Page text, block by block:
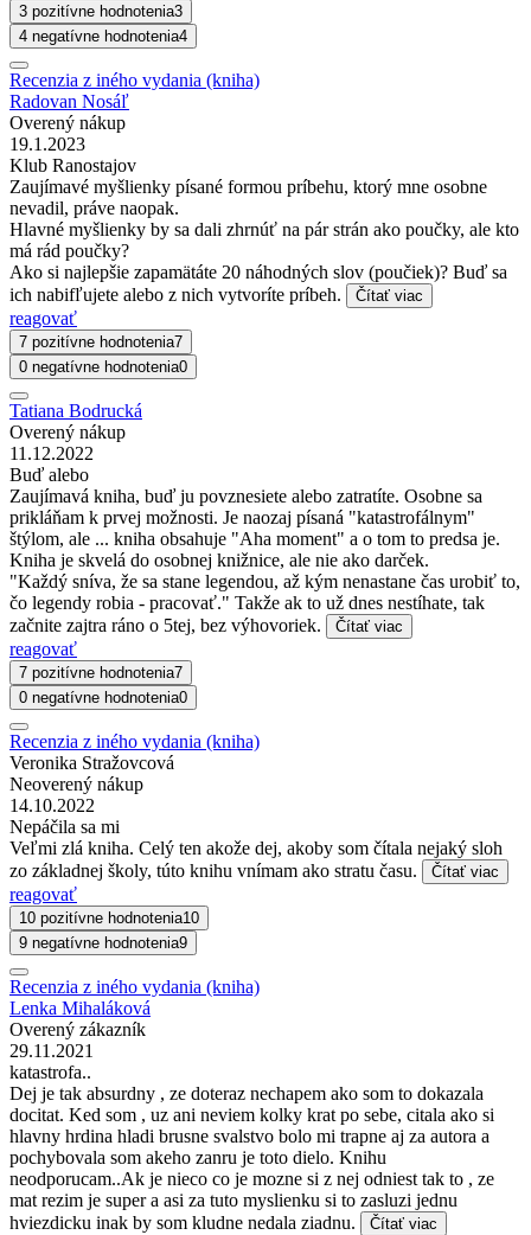
3 pozitívne hodnotenia3
4 negatívne hodnotenia4
Recenzia z iného vydania (kniha)
Radovan Nosáľ
Overený nákup
19.1.2023
Klub Ranostajov
Zaujímavé myšlienky písané formou príbehu, ktorý mne osobne
nevadil, práve naopak.
Hlavné myšlienky by sa dali zhrnúť na pár strán ako poučky, ale kto
má rád poučky?
Ako si najlepšie zapamätáte 20 náhodných slov (poučiek)? Buď sa
ich nabifľujete alebo z nich vytvoríte príbeh.
Čítať viac
reagovať
7 pozitívne hodnotenia7
0 negatívne hodnotenia0
Tatiana Bodrucká
Overený nákup
11.12.2022
Buď alebo
Zaujímavá kniha, buď ju povznesiete alebo zatratíte. Osobne sa
prikláňam k prvej možnosti. Je naozaj písaná "katastrofálnym"
štýlom, ale ... kniha obsahuje "Aha moment" a o tom to predsa je.
Kniha je skvelá do osobnej knižnice, ale nie ako darček.
"Každý sníva, že sa stane legendou, až kým nenastane čas urobiť to,
čo legendy robia - pracovať." Takže ak to už dnes nestíhate, tak
začnite zajtra ráno o 5tej, bez výhovoriek.
Čítať viac
reagovať
7 pozitívne hodnotenia7
0 negatívne hodnotenia0
Recenzia z iného vydania (kniha)
Veronika Stražovcová
Neoverený nákup
14.10.2022
Nepáčila sa mi
Veľmi zlá kniha. Celý ten akože dej, akoby som čítala nejaký sloh
zo základnej školy, túto knihu vnímam ako stratu času.
Čítať viac
reagovať
10 pozitívne hodnotenia10
9 negatívne hodnotenia9
Recenzia z iného vydania (kniha)
Lenka Mihaláková
Overený zákazník
29.11.2021
katastrofa..
Dej je tak absurdny , ze doteraz nechapem ako som to dokazala
docitat. Ked som , uz ani neviem kolky krat po sebe, citala ako si
hlavny hrdina hladi brusne svalstvo bolo mi trapne aj za autora a
pochybovala som akeho zanru je toto dielo. Knihu
neodporucam..Ak je nieco co je mozne si z nej odniest tak to , ze
mat rezim je super a asi za tuto myslienku si to zasluzi jednu
hviezdicku inak by som kludne nedala ziadnu.
Čítať viac